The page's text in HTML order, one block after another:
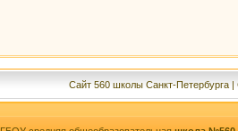
Сайт 560 школы Санкт-Петербурга